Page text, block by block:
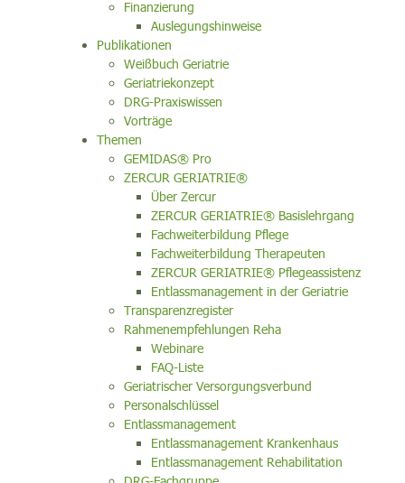
Finanzierung
Auslegungshinweise
Publikationen
Weißbuch Geriatrie
Geriatriekonzept
DRG-Praxiswissen
Vorträge
Themen
GEMIDAS® Pro
ZERCUR GERIATRIE®
Über Zercur
ZERCUR GERIATRIE® Basislehrgang
Fachweiterbildung Pflege
Fachweiterbildung Therapeuten
ZERCUR GERIATRIE® Pflegeassistenz
Entlassmanagement in der Geriatrie
Transparenzregister
Rahmenempfehlungen Reha
Webinare
FAQ-Liste
Geriatrischer Versorgungsverbund
Personalschlüssel
Entlassmanagement
Entlassmanagement Krankenhaus
Entlassmanagement Rehabilitation